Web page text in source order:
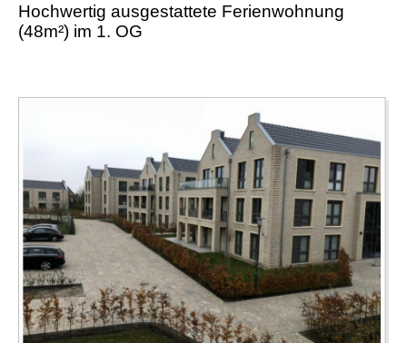
Hochwertig ausgestattete Ferienwohnung
(48m²) im 1. OG